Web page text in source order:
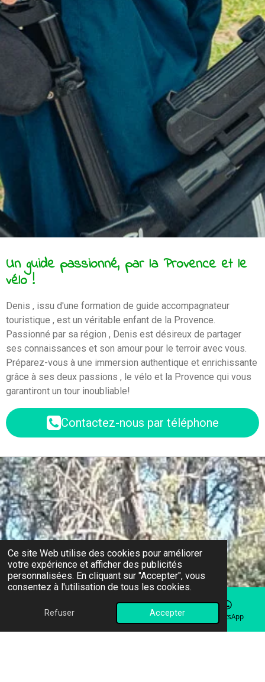
Ce site Web utilise des cookies pour améliorer
votre expérience et afficher des publicités
personnalisées. En cliquant sur "Accepter", vous
consentez à l'utilisation de tous les cookies.
Refuser Accepter
Un guide passionné, par la Provence et le
vélo !
Denis , issu d'une formation de guide accompagnateur
touristique , est un véritable enfant de la Provence.
Passionné par sa région , Denis est désireux de partager
ses connaissances et son amour pour le terroir avec vous.
Préparez-vous à une immersion authentique et enrichissante
grâce à ses deux passions , le vélo et la Provence qui vous
garantiront un tour inoubliable!
Contactez-nous par téléphone
E-mail Facebook WhatsApp